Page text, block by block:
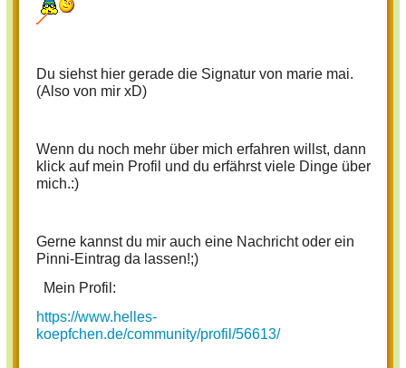
Du siehst hier gerade die Signatur von marie mai.
(Also von mir xD)
Wenn du noch mehr über mich erfahren willst, dann
klick auf mein Profil und du erfährst viele Dinge über
mich.:)
Gerne kannst du mir auch eine Nachricht oder ein
Pinni-Eintrag da lassen!;)
Mein Profil:
https://www.helles-
koepfchen.de/community/profil/56613/